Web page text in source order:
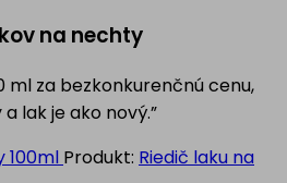
na nechty
ml za bezkonkurenčnú cenu,
lak je ako nový.”
Produkt: Riedič laku na